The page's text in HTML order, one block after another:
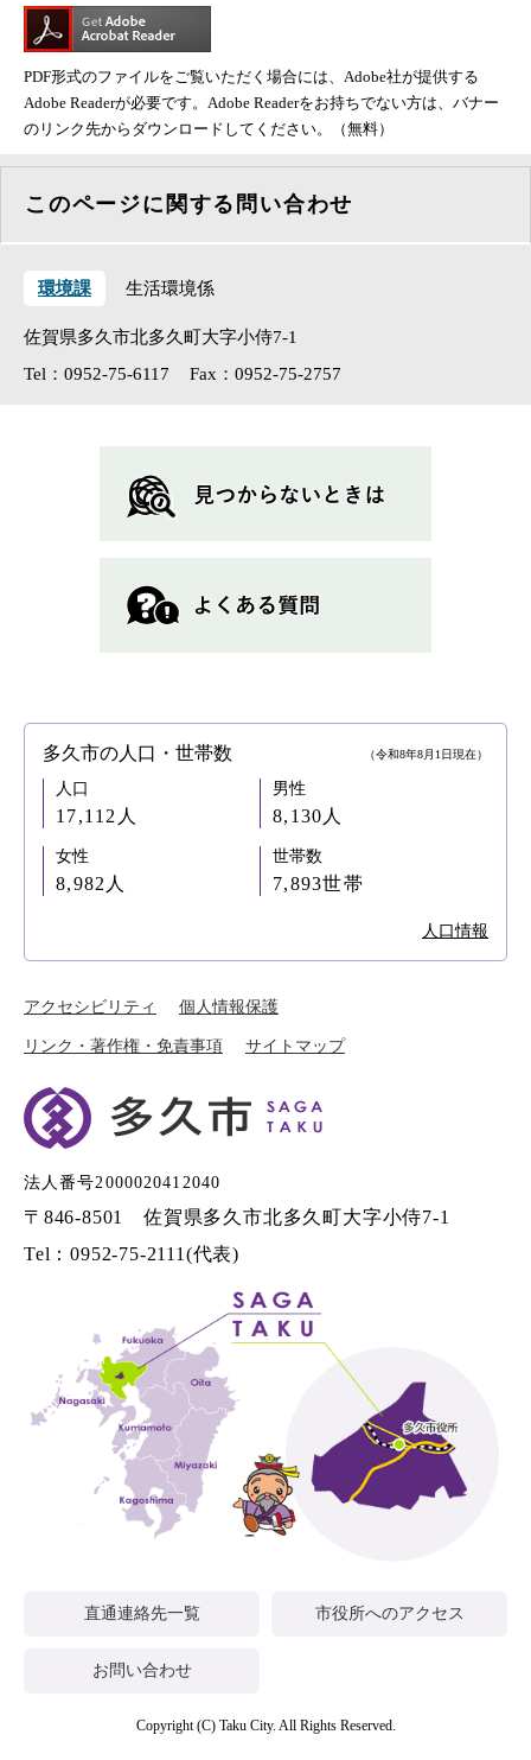
PDF形式のファイルをご覧いただく場合には、Adobe社が提供する
Adobe Readerが必要です。Adobe Readerをお持ちでない方は、バナー
のリンク先からダウンロードしてください。（無料）
このページに関する問い合わせ
環境課 生活環境係
佐賀県多久市北多久町大字小侍7-1
Tel：0952-75-6117
Fax：0952-75-2757
多久市の人口・世帯数 （令和8年8月1日現在）
人口
17,112人
男性
8,130人
女性
8,982人
世帯数
7,893世帯
人口情報
アクセシビリティ 個人情報保護
リンク・著作権・免責事項 サイトマップ
法人番号2000020412040
〒846-8501 佐賀県多久市北多久町大字小侍7-1
Tel：0952-75-2111(代表)
直通連絡先一覧 市役所へのアクセス
お問い合わせ
Copyright (C) Taku City. All Rights Reserved.